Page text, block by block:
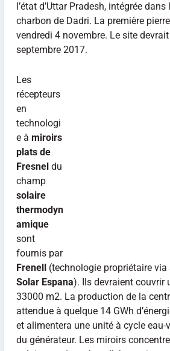
l’état d’Uttar Pradesh, intégrée
charbon de Dadri. La première
vendredi 4 novembre. Le site
septembre 2017.
Les
récepteurs
en
technologi
e à miroirs
plats de
Fresneldu
champ
solaire
thermodyn
amique
sont
fournis par
Frenell(technologie propriétaire via
Solar Espana). Ils devraient couvrir
33000 m2. La production de la
attendue à quelque 14 GWh
et alimentera une unité à cycle eau-
du générateur. Les miroirs